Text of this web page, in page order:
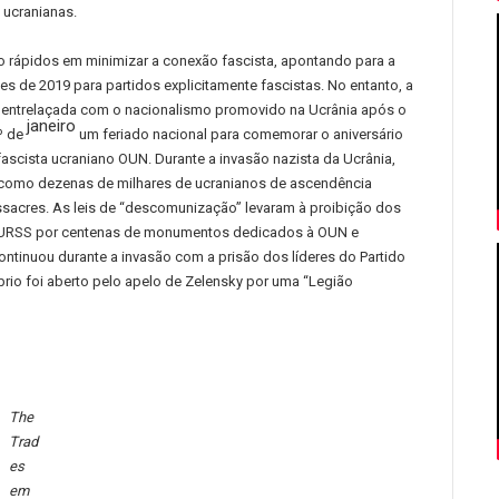
em minimizar a conexão fascista, apontando para a
de 2019 para partidos explicitamente fascistas. No entanto, a
com o nacionalismo promovido na Ucrânia após o
dejaneiro um feriado nacional para comemorar o aniversário
ucraniano OUN. Durante a invasão nazista da Ucrânia,
dezenas de milhares de ucranianos de ascendência
As leis de “descomunização” levaram à proibição dos
por centenas de monumentos dedicados à OUN e
durante a invasão com a prisão dos líderes do Partido
foi aberto pelo apelo de Zelensky por uma “Legião
The
Trad
es
em